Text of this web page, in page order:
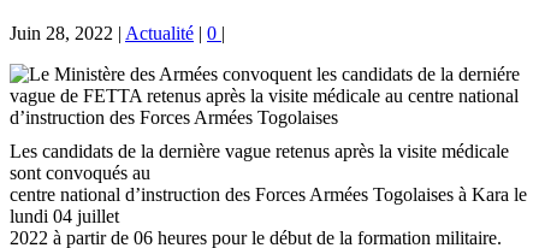
Juin 28, 2022 | Actualité | 0 |
Les candidats de la dernière vague retenus après la visite médicale
sont convoqués au
centre national d’instruction des Forces Armées Togolaises à Kara le
lundi 04 juillet
2022 à partir de 06 heures pour le début de la formation militaire.